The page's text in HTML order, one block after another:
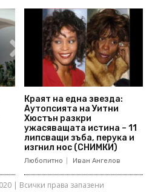
Краят на една звезда:
Аутопсията на Уитни
Хюстън разкри
ужасяващата истина – 11
липсващи зъба, перука и
изгнил нос (СНИМКИ)
Любопитно Иван Ангелов
| Всички права запазени